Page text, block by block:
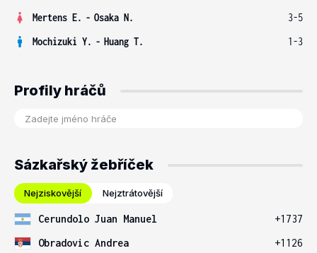
Mertens E. - Osaka N.
3-5
Mochizuki Y. - Huang T. 1-3
Profily hráčů
Sázkařský žebříček
Nejziskovější Nejztrátovější
Cerundolo Juan Manuel
+1737
Obradovic Andrea
+1126